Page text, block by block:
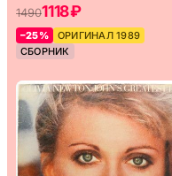
14901118 ₽
–25%
ОРИГИНАЛ 1989
СБОРНИК